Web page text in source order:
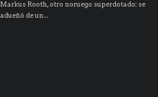
Markus Rooth, otro noruego superdotado: se
adueñó de un...